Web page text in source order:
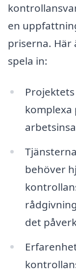
en
priserna. Här
spela in:
behöver
det